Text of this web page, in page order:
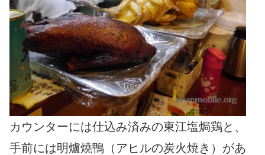
カウンターには仕込み済みの東江塩焗鶏と、
手前には明爐燒鴨（アヒルの炭火焼き）があ